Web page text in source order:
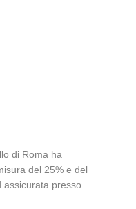
di Roma ha
del 25% e del
assicurata presso